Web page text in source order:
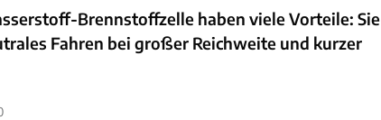
Brennstoffzelle haben viele Vorteile: Sie
Fahren bei großer Reichweite und kurzer